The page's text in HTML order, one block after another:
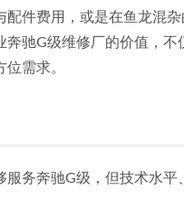
件费用，或是在鱼龙混
驰G级维修厂的价值，
需求。
务奔驰G级，但技术水